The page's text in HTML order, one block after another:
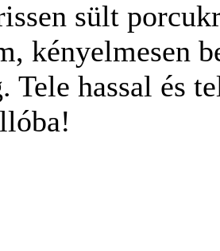
sült
kényelmesen
Tele hassal és